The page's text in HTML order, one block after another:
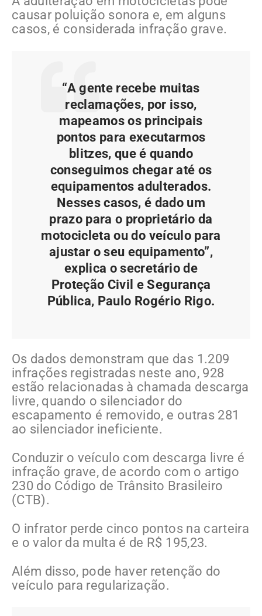
causar poluição sonora e, em alguns
casos, é considerada infração grave.
“A gente recebe muitas
reclamações, por isso,
mapeamos os principais
pontos para executarmos
blitzes, que é quando
conseguimos chegar até os
equipamentos adulterados.
Nesses casos, é dado um
prazo para o proprietário da
motocicleta ou do veículo para
ajustar o seu equipamento”,
explica o secretário de
Proteção Civil e Segurança
Pública, Paulo Rogério Rigo.
Os dados demonstram que das 1.209
infrações registradas neste ano, 928
estão relacionadas à chamada descarga
livre, quando o silenciador do
escapamento é removido, e outras 281
ao silenciador ineficiente.
Conduzir o veículo com descarga livre é
infração grave, de acordo com o artigo
230 do Código de Trânsito Brasileiro
(CTB).
O infrator perde cinco pontos na carteira
e o valor da multa é de R$ 195,23.
Além disso, pode haver retenção do
veículo para regularização.